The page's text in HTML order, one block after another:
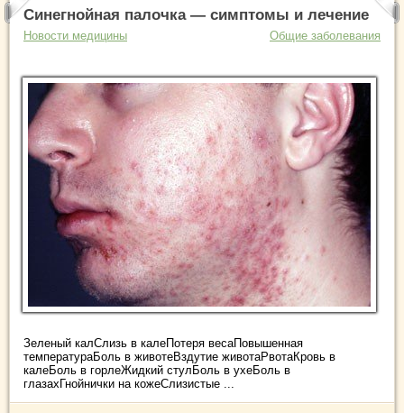
Синегнойная палочка — симптомы и лечение
Новости медицины Общие заболевания
Зеленый калСлизь в калеПотеря весаПовышенная
температураБоль в животеВздутие животаРвотаКровь в
калеБоль в горлеЖидкий стулБоль в ухеБоль в
глазахГнойнички на кожеСлизистые ...